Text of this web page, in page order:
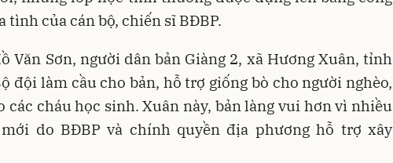
tình của cán bộ, chiến sĩ BĐBP.
Văn Sơn, người dân bản Giàng 2, xã Hương Xuân, tỉnh
đội làm cầu cho bản, hỗ trợ giống bò cho người nghèo,
các cháu học sinh. Xuân này, bản làng vui hơn vì nhiều
do BĐBP và chính quyền địa phương hỗ trợ xây